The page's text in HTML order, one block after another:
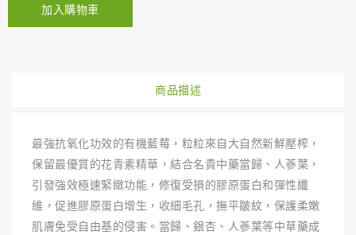
加入購物車
商品描述
最強抗氧化功效的有機藍莓，粒粒來自大自然新鮮壓榨，
保留最優質的花青素精華，結合名貴中藥當歸、人蔘葉，
引發強效極速緊緻功能，修復受損的膠原蛋白和彈性纖
維，促進膠原蛋白增生，收細毛孔，撫平皺紋，保護柔嫩
肌膚免受自由基的侵害。當歸、銀杏、人蔘葉等中草藥成